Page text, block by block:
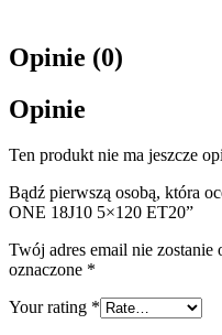
Opinie (0)
Opinie
Ten produkt nie ma jeszcze
Bądź pierwszą osobą, która
ONE 18J10 5×120 ET20”
Twój adres email nie zostanie
oznaczone *
Your rating *